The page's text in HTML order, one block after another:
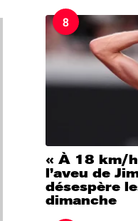
8
« À 18 km/
l’aveu de
désespère
dimanche